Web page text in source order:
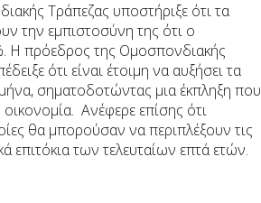
Τράπεζας υποστήριξε ότι τα
την εμπιστοσύνη της ότι ο
Η πρόεδρος της Ομοσπονδιακής
ότι είναι έτοιμη να αυξήσει τα
σηματοδοτώντας μια έκπληξη που
Ανέφερε επίσης ότι
θα μπορούσαν να περιπλέξουν τις
επιτόκια των τελευταίων επτά ετών.